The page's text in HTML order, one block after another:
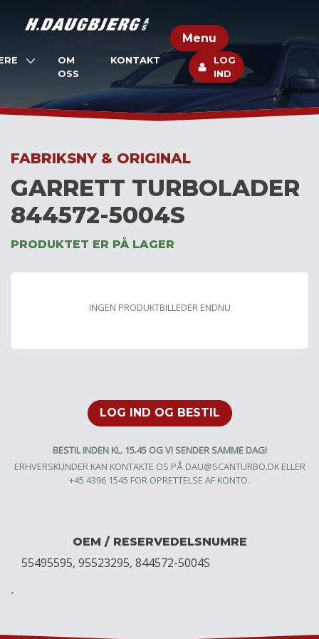
Menu
OM
OSS
KONTAKT
LOG
IND
FABRIKSNY & ORIGINAL
GARRETT TURBOLADER
844572-5004S
PRODUKTET ER PÅ LAGER
INGEN PRODUKTBILLEDER ENDNU
LOG IND OG BESTIL
BESTIL INDEN KL. 15.45 OG VI SENDER SAMME DAG!
ERHVERSKUNDER KAN KONTAKTE OS PÅ DAU@SCANTURBO.DKELLER
+45 4396 1545 FOR OPRETTELSE AF KONTO.
OEM / RESERVEDELSNUMRE
55495595, 95523295, 844572-5004S
´